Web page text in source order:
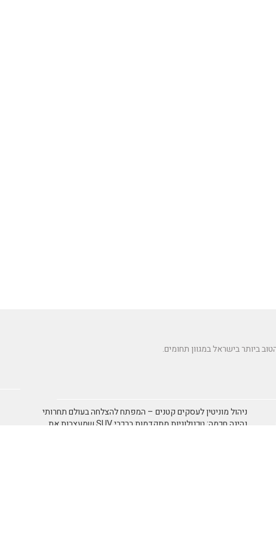
ניהול מוניטין לעסקים קטנים – המפתח להצלחה בעולם תחרותי
נהיגה חכמה: טכנולוגיות מתקדמות ברכבי SUV שמעצבות את